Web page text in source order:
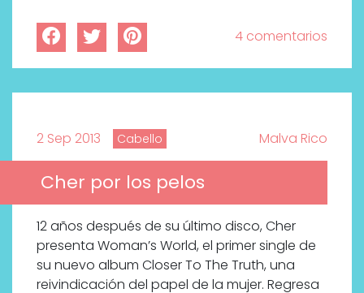
4 comentarios
2 Sep 2013 Cabello Malva Rico
Cher por los pelos
12 años después de su último disco, Cher
presenta Woman’s World, el primer single de
su nuevo album Closer To The Truth, una
reivindicación del papel de la mujer. Regresa